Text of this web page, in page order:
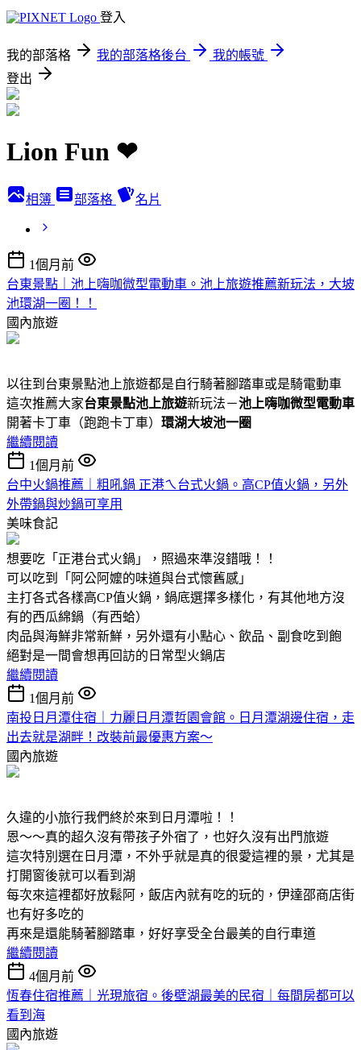
登入
我的部落格 我的部落格後台
我的帳號
登出
Lion Fun ❤
相簿 部落格 名片
1個月前
台東景點｜池上嗨咖微型電動車。池上旅遊推薦新玩法，大坡
池環湖一圈！！
國內旅遊
以往到台東景點池上旅遊都是自行騎著腳踏車或是騎電動車
這次推薦大家台東景點池上旅遊新玩法－池上嗨咖微型電動車
開著卡丁車（跑跑卡丁車） 環湖大坡池一圈
繼續閱讀
1個月前
台中火鍋推薦｜粗吼鍋 正港ㄟ台式火鍋。高CP值火鍋，另外
外帶鍋與炒鍋可享用
美味食記
想要吃「正港台式火鍋」，照過來準沒錯哦！！
可以吃到「阿公阿嬤的味道與台式懷舊感」
主打各式各樣高CP值火鍋，鍋底選擇多樣化，有其他地方沒
有的西瓜綿鍋（有西蛤）
肉品與海鮮非常新鮮，另外還有小點心、飲品、副食吃到飽
絕對是一間會想再回訪的日常型火鍋店
繼續閱讀
1個月前
南投日月潭住宿｜力麗日月潭哲園會館。日月潭湖邊住宿，走
出去就是湖畔！改裝前最優惠方案～
國內旅遊
久違的小旅行我們終於來到日月潭啦！！
恩～～真的超久沒有帶孩子外宿了，也好久沒有出門旅遊
這次特別選在日月潭，不外乎就是真的很愛這裡的景，尤其是
打開窗後就可以看到湖
每次來這裡都好放鬆阿，飯店內就有吃的玩的，伊達邵商店街
也有好多吃的
再來是還能騎著腳踏車，好好享受全台最美的自行車道
繼續閱讀
4個月前
恆春住宿推薦｜光現旅宿。後壁湖最美的民宿｜每間房都可以
看到海
國內旅遊